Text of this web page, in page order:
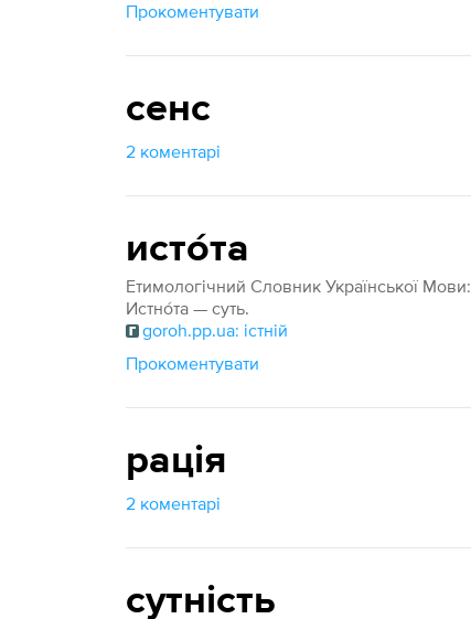
Прокоментувати
сенс
2 коментарі
исто́та
Етимологічний Словник Української Мови:
Истно́та — суть.
goroh.pp.ua: істній
Прокоментувати
рація
2 коментарі
сутність